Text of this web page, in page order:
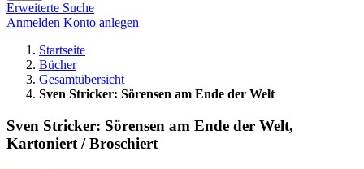
Erweiterte Suche
Anmelden Konto anlegen
Startseite
Bücher
Gesamtübersicht
Sven Stricker: Sörensen am Ende der Welt
Sven Stricker: Sörensen am Ende der Welt,
Kartoniert / Broschiert